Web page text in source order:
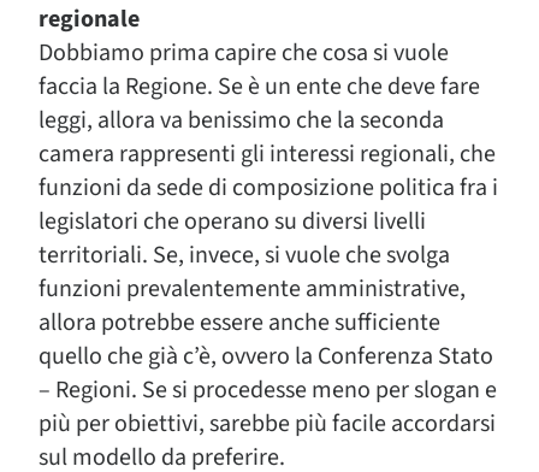
regionale
Dobbiamo prima capire che cosa si vuole
faccia la Regione. Se è un ente che deve fare
leggi, allora va benissimo che la seconda
camera rappresenti gli interessi regionali, che
funzioni da sede di composizione politica fra i
legislatori che operano su diversi livelli
territoriali. Se, invece, si vuole che svolga
funzioni prevalentemente amministrative,
allora potrebbe essere anche sufficiente
quello che già c’è, ovvero la Conferenza Stato
– Regioni. Se si procedesse meno per slogan e
più per obiettivi, sarebbe più facile accordarsi
sul modello da preferire.